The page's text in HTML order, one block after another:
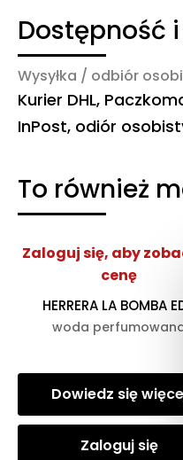
Dostępność
Wysyłka / odbiór
Kurier DHL,
InPost, odiór
To również
Zaloguj się, aby
cenę
HERRERA LA BOMBA
woda
Dowiedz się
Zaloguj się